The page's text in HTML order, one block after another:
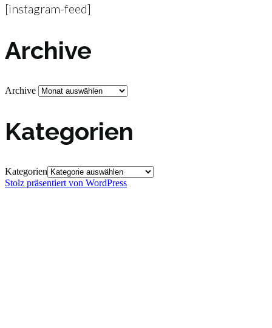
[instagram-feed]
Archive
Archive
Kategorien
Kategorien
Stolz präsentiert von WordPress